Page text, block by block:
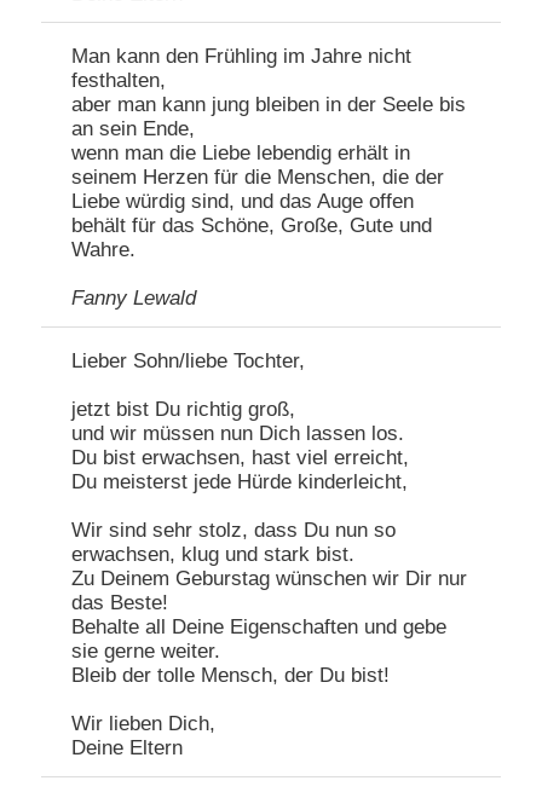
Man kann den Frühling im Jahre nicht
festhalten,
aber man kann jung bleiben in der Seele bis
an sein Ende,
wenn man die Liebe lebendig erhält in
seinem Herzen für die Menschen, die der
Liebe würdig sind, und das Auge offen
behält für das Schöne, Große, Gute und
Wahre.
Fanny Lewald
Lieber Sohn/liebe Tochter,
jetzt bist Du richtig groß,
und wir müssen nun Dich lassen los.
Du bist erwachsen, hast viel erreicht,
Du meisterst jede Hürde kinderleicht,
Wir sind sehr stolz, dass Du nun so
erwachsen, klug und stark bist.
Zu Deinem Geburstag wünschen wir Dir nur
das Beste!
Behalte all Deine Eigenschaften und gebe
sie gerne weiter.
Bleib der tolle Mensch, der Du bist!
Wir lieben Dich,
Deine Eltern